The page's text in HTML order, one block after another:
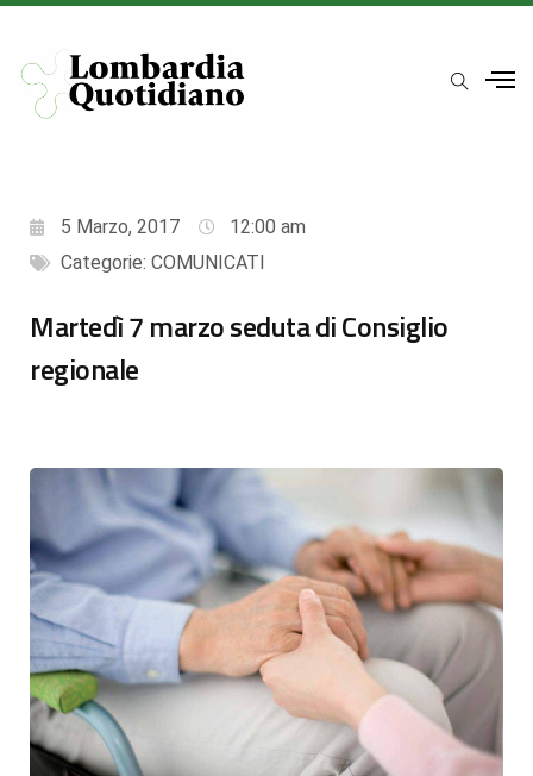
5 Marzo, 2017
12:00 am
Categorie: COMUNICATI
Martedì 7 marzo seduta di Consiglio
regionale